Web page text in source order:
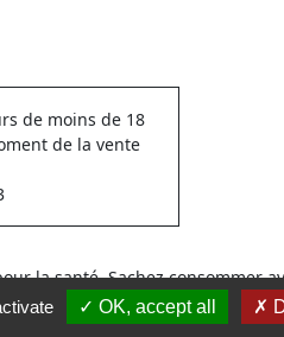
de moins de 18
de la vente
la santé. Sachez consommer
OK, accept all